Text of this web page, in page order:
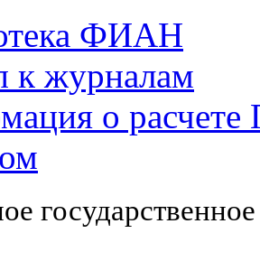
ФИАН
к журналам
о